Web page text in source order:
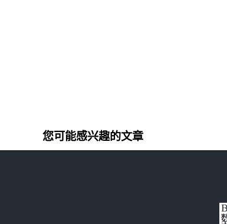
您可能感兴趣的文章